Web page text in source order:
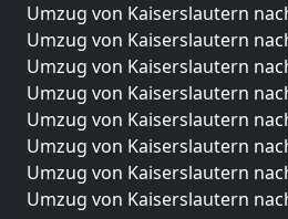
Umzug von Kaiserslautern
Umzug von Kaiserslautern
Umzug von Kaiserslautern
Umzug von Kaiserslautern
Umzug von Kaiserslautern
Umzug von Kaiserslautern
Umzug von Kaiserslautern
Umzug von Kaiserslautern